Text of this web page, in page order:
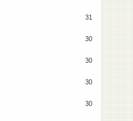
31
30
30
30
30